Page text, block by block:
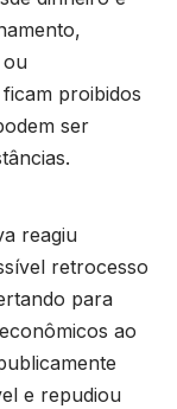
ou
proibidos
ser
reagiu
retrocesso
para
ao
e repudiou